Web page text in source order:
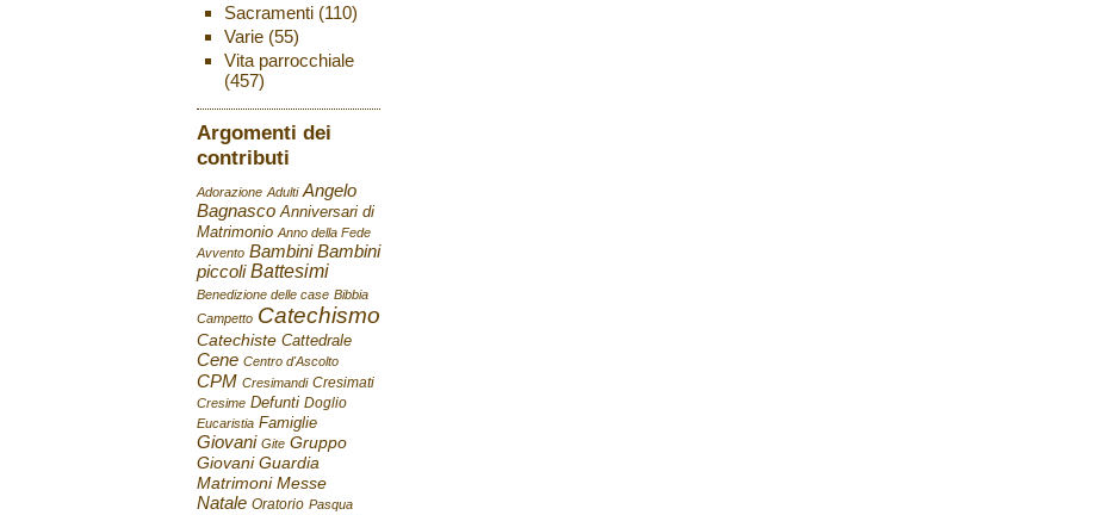
Sacramenti(110)
Varie(55)
Vita parrocchiale
(457)
Argomenti dei
contributi
Adorazione Adulti Angelo
Bagnasco Anniversari di
Matrimonio Anno della Fede
Avvento Bambini Bambini
piccoli Battesimi
Benedizione delle case Bibbia
Campetto Catechismo
Catechiste Cattedrale
Cene Centro d'Ascolto
CPM Cresimandi Cresimati
Cresime Defunti Doglio
Eucaristia Famiglie
Giovani Gite Gruppo
Giovani Guardia
Matrimoni Messe
Natale Oratorio Pasqua